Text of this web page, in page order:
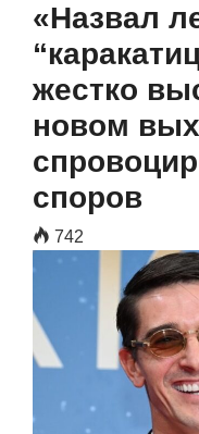
«Назвал
жестко
новом
споров
742